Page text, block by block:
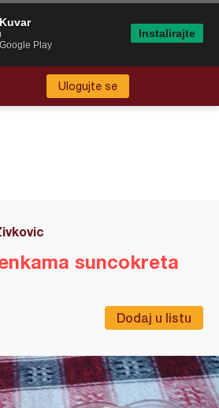
Ulogujte se
Dodaj u listu
suncokreta
Play
Instalirajte